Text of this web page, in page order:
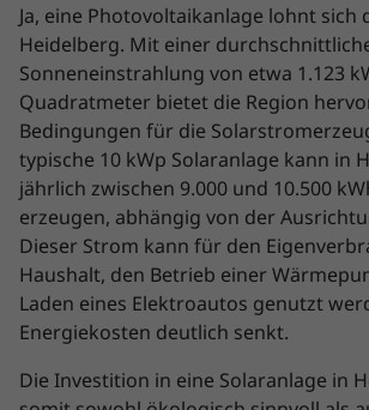
Ja, eine Photovoltaikanlage lohnt sich
Heidelberg. Mit einer
Sonneneinstrahlung von etwa 1.123
Quadratmeter bietet die Region
Bedingungen für die
typische 10 kWp Solaranlage kann in
jährlich zwischen 9.000 und 10.500
erzeugen, abhängig von der
Dieser Strom kann für den
Haushalt, den Betrieb einer
Laden eines Elektroautos genutzt
Energiekosten deutlich senkt.
Die Investition in eine Solaranlage in